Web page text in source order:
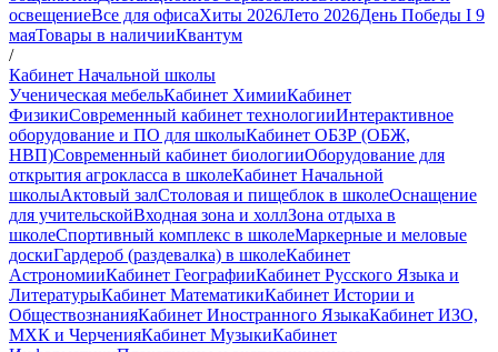
освещениеВсе для офисаХиты 2026Лето 2026День Победы I 9
маяТовары в наличииКвантум
/
Кабинет Начальной школы
Ученическая мебельКабинет ХимииКабинет
ФизикиСовременный кабинет технологииИнтерактивное
оборудование и ПО для школыКабинет ОБЗР (ОБЖ,
НВП)Современный кабинет биологииОборудование для
открытия агрокласса в школеКабинет Начальной
школыАктовый залСтоловая и пищеблок в школеОснащение
для учительскойВходная зона и холлЗона отдыха в
школеСпортивный комплекс в школеМаркерные и меловые
доскиГардероб (раздевалка) в школеКабинет
АстрономииКабинет ГеографииКабинет Русского Языка и
ЛитературыКабинет МатематикиКабинет Истории и
ОбществознанияКабинет Иностранного ЯзыкаКабинет ИЗО,
МХК и ЧерченияКабинет МузыкиКабинет